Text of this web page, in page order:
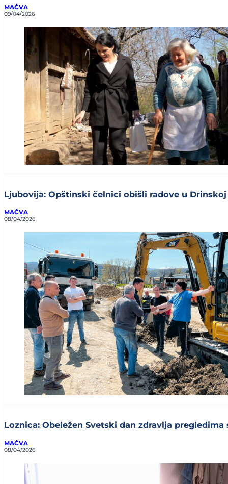
MAČVA
09/04/2026
Ljubovija: Opštinski čelnici obišli radove u
MAČVA
08/04/2026
Loznica: Obeležen Svetski dan zdravlja pregledima
MAČVA
08/04/2026